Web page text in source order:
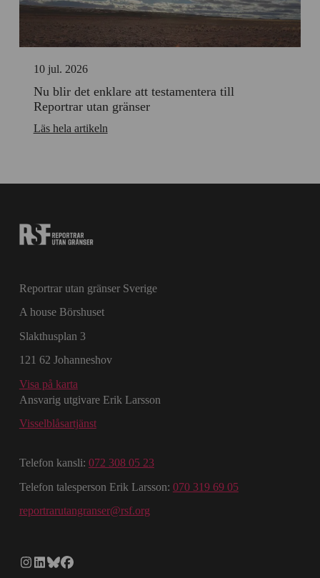
10 jul. 2026
Nu blir det enklare att testamentera till
Reportrar utan gränser
Läs hela artikeln
Reportrar utan gränser Sverige
A house Börshuset
Slakthusplan 3
121 62 Johanneshov
Visa på karta
Ansvarig utgivare Erik Larsson
Visselblåsartjänst
Telefon kansli: 072 308 05 23
Telefon talesperson Erik Larsson: 070 319 69 05
reportrarutangranser@rsf.org